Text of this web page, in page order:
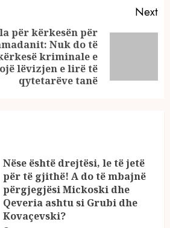
Next
për kërkesën për
Nuk do të
kriminale e
lëvizjen e lirë të
qytetarëve tanë
Nëse është drejtësi, le të jetë
për të gjithë! A do të mbajnë
përgjegjësi Mickoski dhe
Qeveria ashtu si Grubi dhe
Kovaçevski?